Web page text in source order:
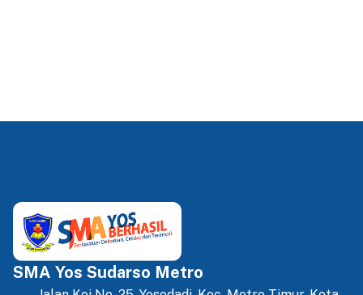
SMA Yos Sudarso Metro